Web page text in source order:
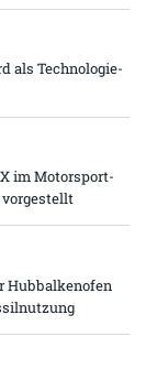
als Technologie-
im Motorsport-
Hubbalkenofen